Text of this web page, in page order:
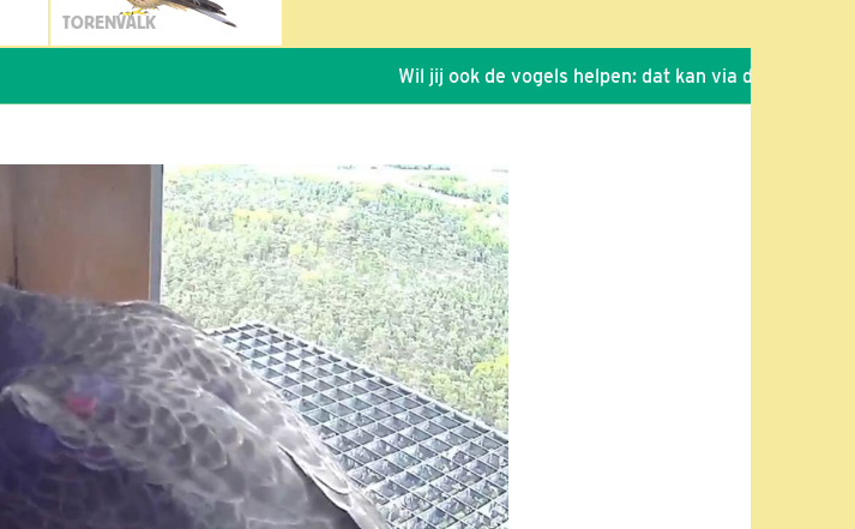
TORENVALK
Wil jij ook de vogels helpen: dat kan via de link!